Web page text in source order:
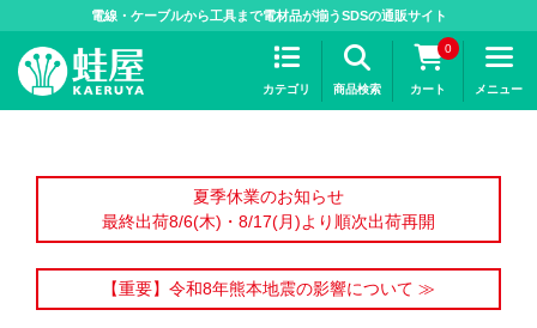
電線・ケーブルから工具まで電材品が揃うSDSの通販サイト
カテゴリ 商品検索
0
カート メニュー
夏季休業のお知らせ
最終出荷8/6(木)・8/17(月)より順次出荷再開
【重要】令和8年熊本地震の影響について ≫